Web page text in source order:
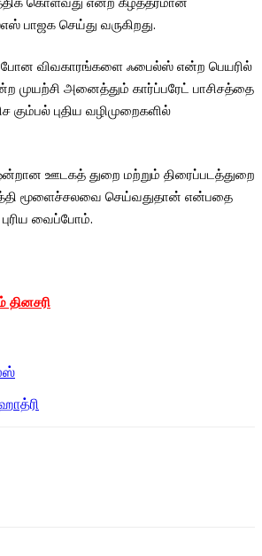
பாஜக செய்து வருகிறது.
போன விவகாரங்களை ஃபைல்ஸ் என்ற பெயரில்
முயற்சி அனைத்தும் கார்ப்பரேட் பாசிசத்தை
கும்பல் புதிய வழிமுறைகளில்
ஊடகத் துறை மற்றும் திரைப்படத்துறை
மூளைச்சலவை செய்வதுதான் என்பதை
வைப்போம்.
தினசரி